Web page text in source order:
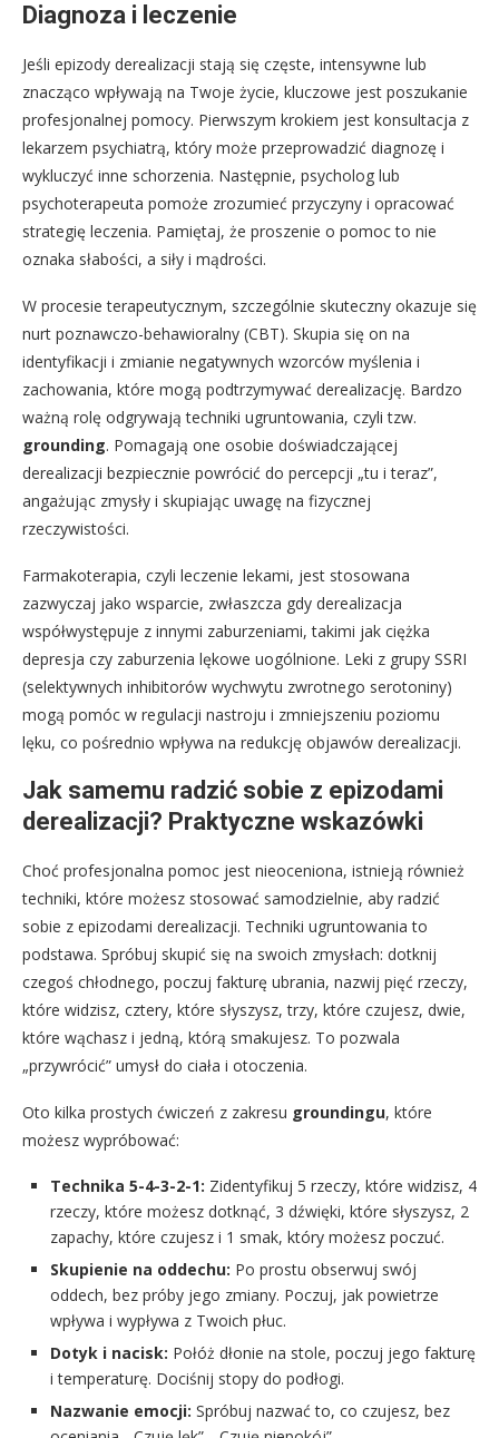
Diagnoza i leczenie
Jeśli epizody derealizacji stają się częste, intensywne lub
znacząco wpływają na Twoje życie, kluczowe jest poszukanie
profesjonalnej pomocy. Pierwszym krokiem jest konsultacja z
lekarzem psychiatrą, który może przeprowadzić diagnozę i
wykluczyć inne schorzenia. Następnie, psycholog lub
psychoterapeuta pomoże zrozumieć przyczyny i opracować
strategię leczenia. Pamiętaj, że proszenie o pomoc to nie
oznaka słabości, a siły i mądrości.
W procesie terapeutycznym, szczególnie skuteczny okazuje się
nurt poznawczo-behawioralny (CBT). Skupia się on na
identyfikacji i zmianie negatywnych wzorców myślenia i
zachowania, które mogą podtrzymywać derealizację. Bardzo
ważną rolę odgrywają techniki ugruntowania, czyli tzw.
grounding. Pomagają one osobie doświadczającej
derealizacji bezpiecznie powrócić do percepcji „tu i teraz”,
angażując zmysły i skupiając uwagę na fizycznej
rzeczywistości.
Farmakoterapia, czyli leczenie lekami, jest stosowana
zazwyczaj jako wsparcie, zwłaszcza gdy derealizacja
współwystępuje z innymi zaburzeniami, takimi jak ciężka
depresja czy zaburzenia lękowe uogólnione. Leki z grupy SSRI
(selektywnych inhibitorów wychwytu zwrotnego serotoniny)
mogą pomóc w regulacji nastroju i zmniejszeniu poziomu
lęku, co pośrednio wpływa na redukcję objawów derealizacji.
Jak samemu radzić sobie z epizodami
derealizacji? Praktyczne wskazówki
Choć profesjonalna pomoc jest nieoceniona, istnieją również
techniki, które możesz stosować samodzielnie, aby radzić
sobie z epizodami derealizacji. Techniki ugruntowania to
podstawa. Spróbuj skupić się na swoich zmysłach: dotknij
czegoś chłodnego, poczuj fakturę ubrania, nazwij pięć rzeczy,
które widzisz, cztery, które słyszysz, trzy, które czujesz, dwie,
które wąchasz i jedną, którą smakujesz. To pozwala
„przywrócić” umysł do ciała i otoczenia.
Oto kilka prostych ćwiczeń z zakresu groundingu, które
możesz wypróbować:
Technika 5-4-3-2-1: Zidentyfikuj 5 rzeczy, które widzisz, 4
rzeczy, które możesz dotknąć, 3 dźwięki, które słyszysz, 2
zapachy, które czujesz i 1 smak, który możesz poczuć.
Skupienie na oddechu: Po prostu obserwuj swój
oddech, bez próby jego zmiany. Poczuj, jak powietrze
wpływa i wypływa z Twoich płuc.
Dotyk i nacisk: Połóż dłonie na stole, poczuj jego fakturę
i temperaturę. Dociśnij stopy do podłogi.
Nazwanie emocji: Spróbuj nazwać to, co czujesz, bez